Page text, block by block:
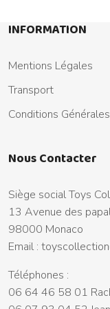
INFORMATION
Mentions Légales
Transport
Conditions
Nous Contacter
Siège social Toys
13 Avenue des
98000 Monaco
Email :
Téléphones :
06 64 46 58 01